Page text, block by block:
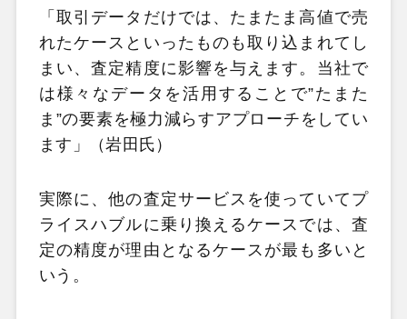
「取引データだけでは、たまたま高値で売
れたケースといったものも取り込まれてし
まい、査定精度に影響を与えます。当社で
は様々なデータを活用することで”たまた
ま”の要素を極力減らすアプローチをしてい
ます」（岩田氏）
実際に、他の査定サービスを使っていてプ
ライスハブルに乗り換えるケースでは、査
定の精度が理由となるケースが最も多いと
いう。